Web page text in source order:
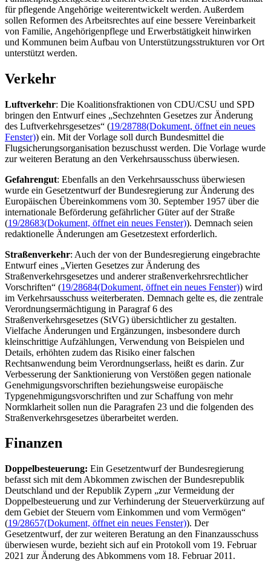
für pflegende Angehörige weiterentwickelt werden. Außerdem
sollen Reformen des Arbeitsrechtes auf eine bessere Vereinbarkeit
von Familie, Angehörigenpflege und Erwerbstätigkeit hinwirken
und Kommunen beim Aufbau von Unterstützungsstrukturen vor Ort
unterstützt werden.
Verkehr
Luftverkehr: Die Koalitionsfraktionen von CDU/CSU und SPD
bringen den Entwurf eines „Sechzehnten Gesetzes zur Änderung
des Luftverkehrsgesetzes“ (19/28788(Dokument, öffnet ein neues
Fenster)) ein. Mit der Vorlage soll durch Bundesmittel die
Flugsicherungsorganisation bezuschusst werden. Die Vorlage wurde
zur weiteren Beratung an den Verkehrsausschuss überwiesen.
Gefahrengut: Ebenfalls an den Verkehrsausschuss überwiesen
wurde ein Gesetzentwurf der Bundesregierung zur Änderung des
Europäischen Übereinkommens vom 30. September 1957 über die
internationale Beförderung gefährlicher Güter auf der Straße
(19/28683(Dokument, öffnet ein neues Fenster)). Demnach seien
redaktionelle Änderungen am Gesetzestext erforderlich.
Straßenverkehr: Auch der von der Bundesregierung eingebrachte
Entwurf eines „Vierten Gesetzes zur Änderung des
Straßenverkehrsgesetzes und anderer straßenverkehrsrechtlicher
Vorschriften“ (19/28684(Dokument, öffnet ein neues Fenster)) wird
im Verkehrsausschuss weiterberaten. Demnach gelte es, die zentrale
Verordnungsermächtigung in Paragraf 6 des
Straßenverkehrsgesetzes (StVG) übersichtlicher zu gestalten.
Vielfache Änderungen und Ergänzungen, insbesondere durch
kleinschrittige Aufzählungen, Verwendung von Beispielen und
Details, erhöhten zudem das Risiko einer falschen
Rechtsanwendung beim Verordnungserlass, heißt es darin. Zur
Verbesserung der Sanktionierung von Verstößen gegen nationale
Genehmigungsvorschriften beziehungsweise europäische
Typgenehmigungsvorschriften und zur Schaffung von mehr
Normklarheit sollen nun die Paragrafen 23 und die folgenden des
Straßenverkehrsgesetzes überarbeitet werden.
Finanzen
Doppelbesteuerung: Ein Gesetzentwurf der Bundesregierung
befasst sich mit dem Abkommen zwischen der Bundesrepublik
Deutschland und der Republik Zypern „zur Vermeidung der
Doppelbesteuerung und zur Verhinderung der Steuerverkürzung auf
dem Gebiet der Steuern vom Einkommen und vom Vermögen“
(19/28657(Dokument, öffnet ein neues Fenster)). Der
Gesetzentwurf, der zur weiteren Beratung an den Finanzausschuss
überwiesen wurde, bezieht sich auf ein Protokoll vom 19. Februar
2021 zur Änderung des Abkommens vom 18. Februar 2011.